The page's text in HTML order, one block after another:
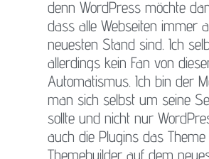
denn WordPress möchte
dass alle Webseiten immer
neuesten Stand sind. Ich
allerdings kein Fan von
Automatismus. Ich bin der
man sich selbst um seine
sollte und nicht nur
auch die Plugins das
Themebuilder auf dem